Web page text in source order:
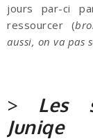
jours par-ci
ressourcer (
aussi, on va pas
> Les
Juniqe